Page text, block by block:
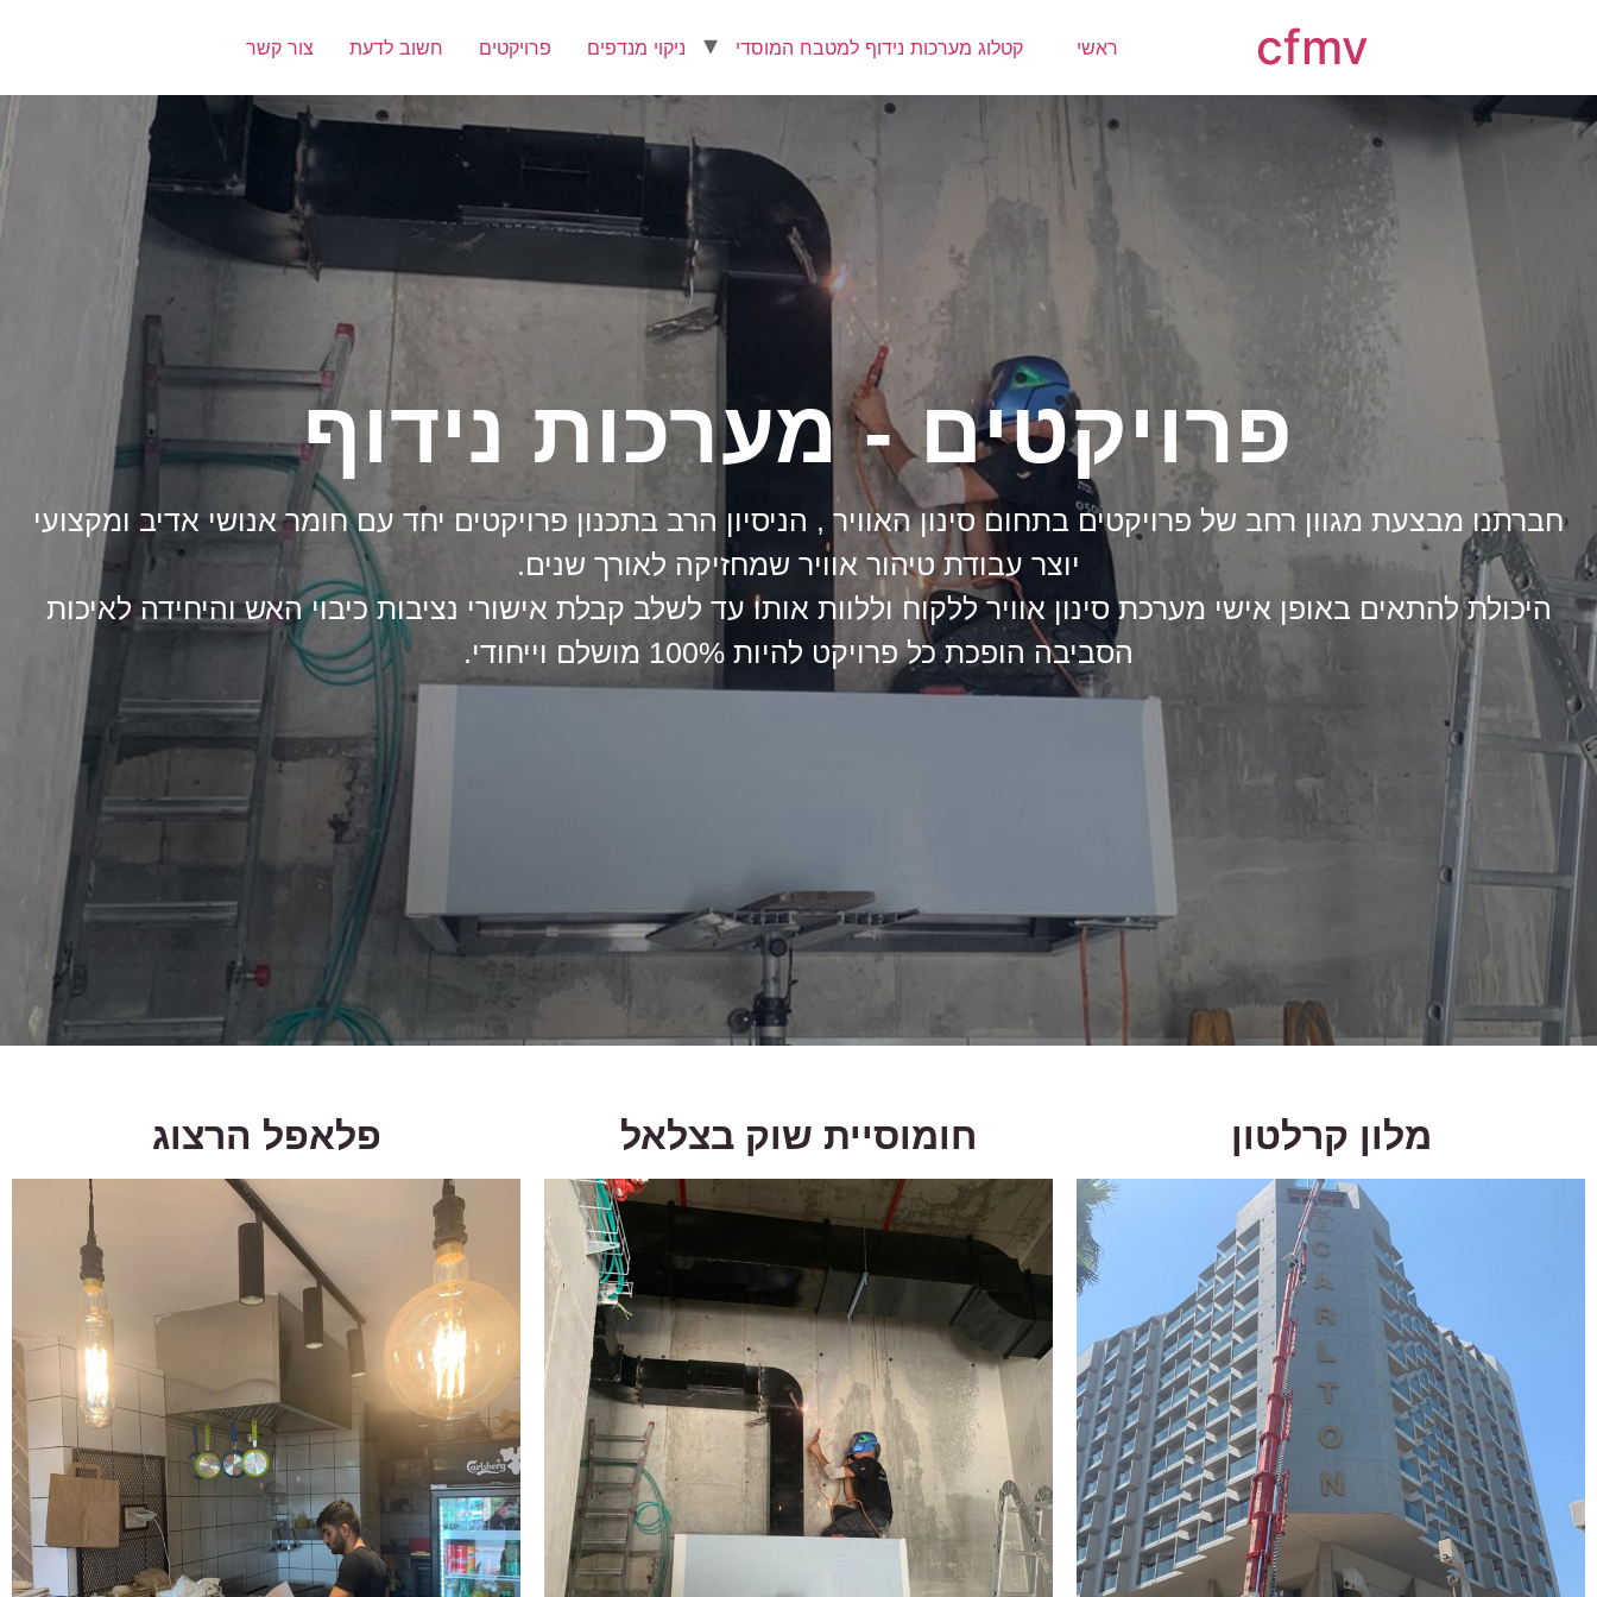
cfmv ראשי קטלוג מערכות נידוף למטבח המוסדי ניקוי מנדפים פרויקטים חשוב לדעת צור קשר
פרויקטים - מערכות נידוף
חברתנו מבצעת מגוון רחב של פרויקטים בתחום סינון האוויר , הניסיון הרב בתכנון פרויקטים יחד עם חומר אנושי אדיב ומקצועי
יוצר עבודת טיהור אוויר שמחזיקה לאורך שנים.
היכולת להתאים באופן אישי מערכת סינון אוויר ללקוח וללוות אותו עד לשלב קבלת אישורי נציבות כיבוי האש והיחידה לאיכות
הסביבה הופכת כל פרויקט להיות 100% מושלם וייחודי.
מלון קרלטון חומוסיית שוק בצלאל פלאפל הרצוג